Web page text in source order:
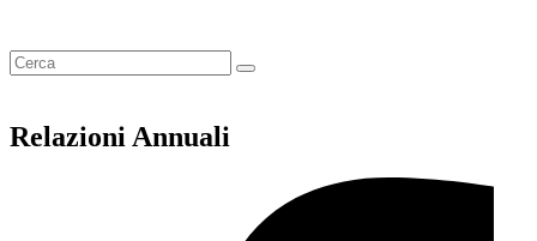
Relazioni Annuali